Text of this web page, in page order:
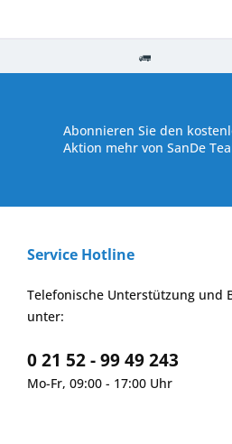
Abonnieren Sie den
Aktion mehr von SanDe
Service Hotline
Telefonische Unterstützung und
unter:
0 21 52 - 99 49 243
Mo-Fr, 09:00 - 17:00 Uhr